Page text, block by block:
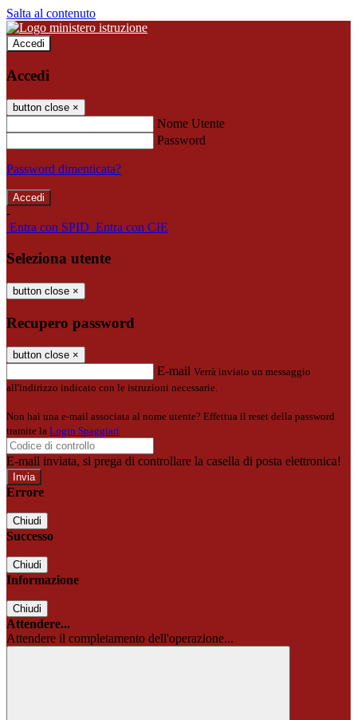
Salta al contenuto
Accedi
Accedi
button close ×
Nome Utente
Password
Password dimenticata?
-
Entra con SPID Entra con CIE
Seleziona utente
button close ×
Recupero password
button close ×
E-mail Verrà inviato un messaggio
all'indirizzo indicato con le istruzioni necessarie.
Non hai una e-mail associata al nome utente? Effettua il reset della password
tramite la Login Spaggiari
E-mail inviata, si prega di controllare la casella di posta elettronica!
Errore
Chiudi
Successo
Chiudi
Informazione
Chiudi
Attendere...
Attendere il completamento dell'operazione...